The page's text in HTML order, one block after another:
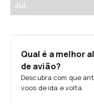
Jul.
Qual é a melhor
de avião?
Descubra com que
voos de ida e volta.